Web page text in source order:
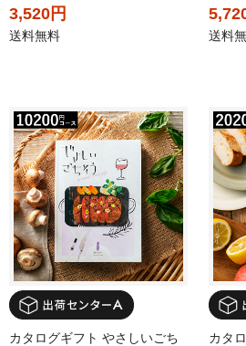
3,520円
送料無料 送料
カタログギフト やさしいごち
カタ